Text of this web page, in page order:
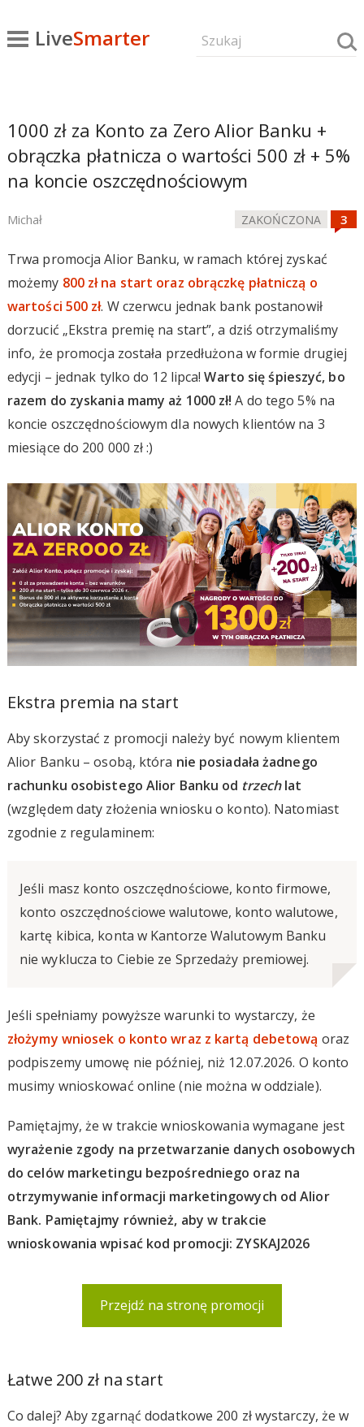
LiveSmarter
1000 zł za Konto za Zero Alior Banku +
obrączka płatnicza o wartości 500 zł + 5%
na koncie oszczędnościowym
Michał ZAKOŃCZONA
Trwa promocja Alior Banku, w ramach której zyskać
możemy 800 zł na start oraz obrączkę płatniczą o
wartości 500 zł. W czerwcu jednak bank postanowił
dorzucić „Ekstra premię na start”, a dziś otrzymaliśmy
info, że promocja została przedłużona w formie drugiej
edycji – jednak tylko do 12 lipca!Warto się śpieszyć, bo
razem do zyskania mamy aż 1000 zł! A do tego 5% na
koncie oszczędnościowym dla nowych klientów na 3
miesiące do 200 000 zł :)
Ekstra premia na start
Aby skorzystać z promocji należy być nowym klientem
Alior Banku – osobą, która nie posiadała żadnego
rachunku osobistego Alior Banku od trzechlat
(względem daty złożenia wniosku o konto). Natomiast
zgodnie z regulaminem:
Jeśli masz konto oszczędnościowe, konto firmowe,
konto oszczędnościowe walutowe, konto walutowe,
kartę kibica, konta w Kantorze Walutowym Banku
nie wyklucza to Ciebie ze Sprzedaży premiowej.
Jeśli spełniamy powyższe warunki to wystarczy, że
złożymy wniosek o konto wraz z kartą debetową oraz
podpiszemy umowę nie później, niż 12.07.2026. O konto
musimy wnioskować online (nie można w oddziale).
Pamiętajmy, że w trakcie wnioskowania wymagane jest
wyrażenie zgody na przetwarzanie danych osobowych
do celów marketingu bezpośredniego oraz na
otrzymywanie informacji marketingowych od Alior
Bank. Pamiętajmy również, aby w trakcie
wnioskowania wpisać kod promocji: ZYSKAJ2026
Przejdź na stronę promocji
Łatwe 200 zł na start
Co dalej? Aby zgarnąć dodatkowe 200 zł wystarczy, że w